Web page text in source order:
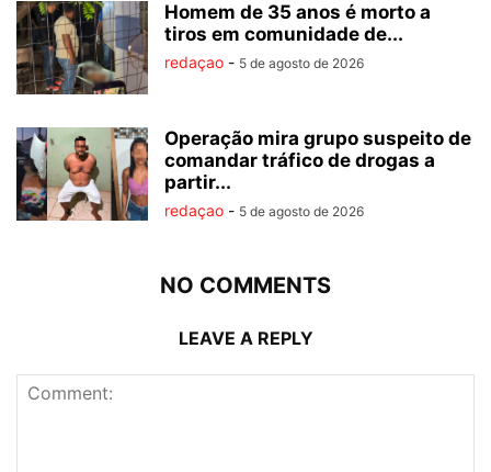
Homem de 35 anos é morto a
tiros em comunidade de...
redaçao - 5 de agosto de 2026
Operação mira grupo suspeito de
comandar tráfico de drogas a
partir...
redaçao - 5 de agosto de 2026
NO COMMENTS
LEAVE A REPLY